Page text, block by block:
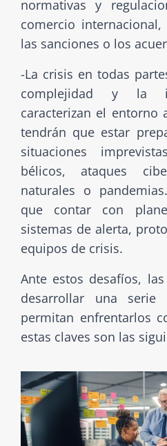
normativas y
comercio
las sanciones o los
-La crisis en todas
complejidad y la
caracterizan el entorno
tendrán que estar
situaciones
bélicos, ataques
naturales o
que contar con
sistemas de alerta,
equipos de crisis.
Ante estos desafíos,
desarrollar una
permitan enfrentarlos
estas claves son las